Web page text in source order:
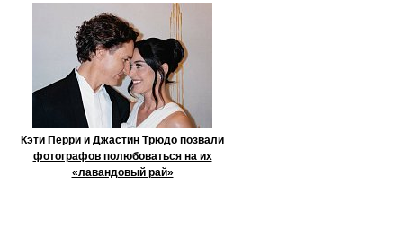
Кэти Перри и Джастин Трюдо позвали
фотографов полюбоваться на их
«лавандовый рай»